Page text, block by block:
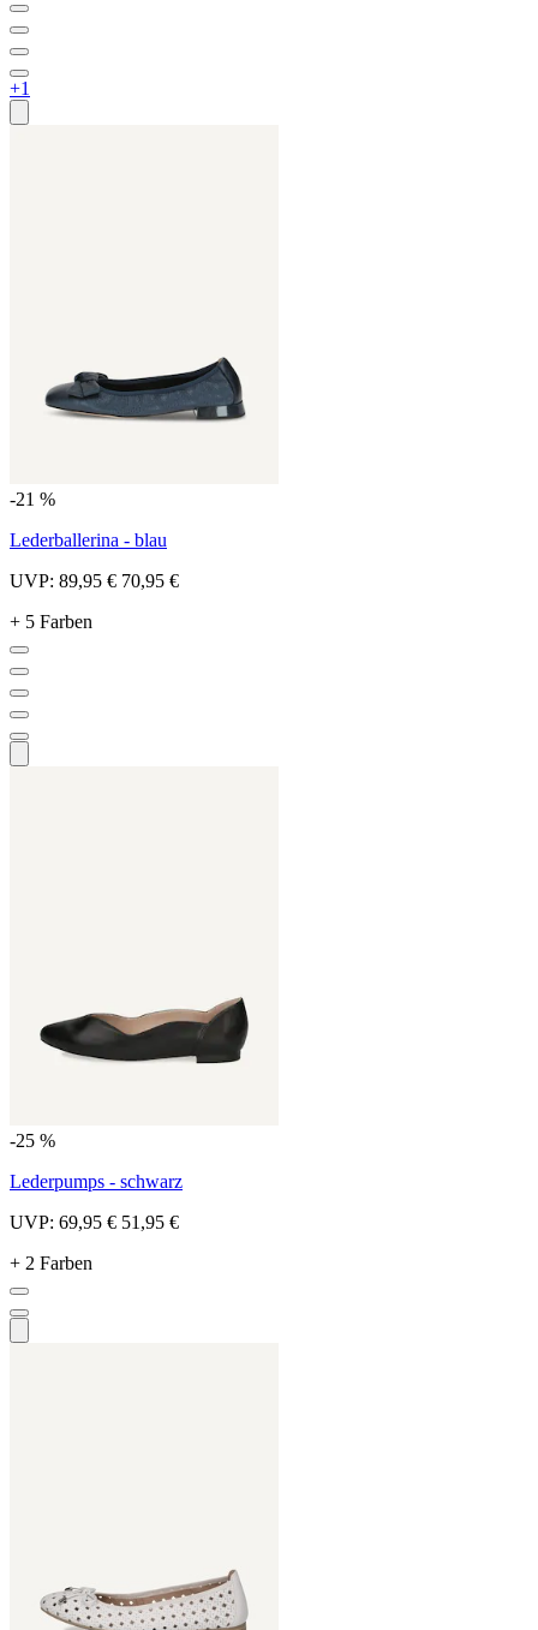
+1
-21 %
Lederballerina - blau
UVP: 89,95 € 70,95 €
+ 5 Farben
-25 %
Lederpumps - schwarz
UVP: 69,95 € 51,95 €
+ 2 Farben